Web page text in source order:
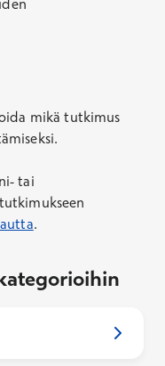
mikä tutkimus
tai
.